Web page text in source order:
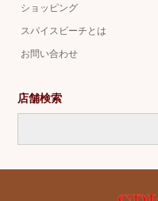
ショッピング
スパイスビーチとは
お問い合わせ
店舗検索